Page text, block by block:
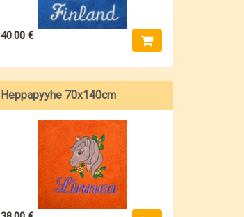
40.00 €
Heppapyyhe 70x140cm